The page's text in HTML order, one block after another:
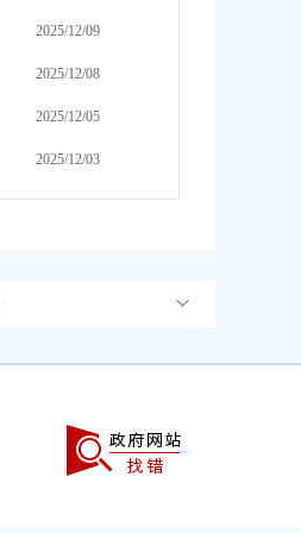
2025/12/09
2025/12/08
2025/12/05
2025/12/03